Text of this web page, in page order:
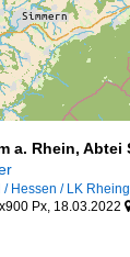
a. Rhein,
/ Hessen / LK
Px, 18.03.2022